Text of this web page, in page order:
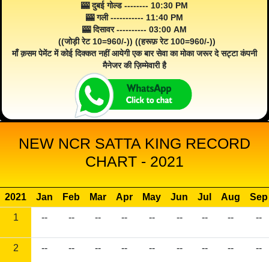
🎰 दुबई गोल्ड -------- 10:30 PM
🎰 गली ----------- 11:40 PM
🎰 दिसावर ---------- 03:00 AM
((जोड़ी रेट 10=960/-)) ((हरूफ़ रेट 100=960/-))
माँ क़सम पेमेंट में कोई दिक्कत नहीं आयेगी एक बार सेवा का मोका जरूर दे सट्टा कंपनी
मैनेजर की ज़िम्मेवारी है
NEW NCR SATTA KING RECORD
CHART - 2021
2021 Jan Feb Mar Apr May Jun Jul Aug
Sep
1
-- -- -- -- -- -- -- -- --
2 -- -- -- -- -- -- -- -- --